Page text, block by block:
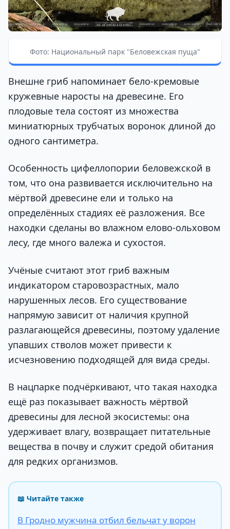
Фото: Национальный парк "Беловежская пуща"
Внешне гриб напоминает бело-кремовые
кружевные наросты на древесине. Его
плодовые тела состоят из множества
миниатюрных трубчатых воронок длиной до
одного сантиметра.
Особенность цифеллопории беловежской в
том, что она развивается исключительно на
мёртвой древесине ели и только на
определённых стадиях её разложения. Все
находки сделаны во влажном елово-ольховом
лесу, где много валежа и сухостоя.
Учёные считают этот гриб важным
индикатором старовозрастных, мало
нарушенных лесов. Его существование
напрямую зависит от наличия крупной
разлагающейся древесины, поэтому удаление
упавших стволов может привести к
исчезновению подходящей для вида среды.
В нацпарке подчёркивают, что такая находка
ещё раз показывает важность мёртвой
древесины для лесной экосистемы: она
удерживает влагу, возвращает питательные
вещества в почву и служит средой обитания
для редких организмов.
📖 Читайте также
В Гродно мужчина отбил бельчат у ворон